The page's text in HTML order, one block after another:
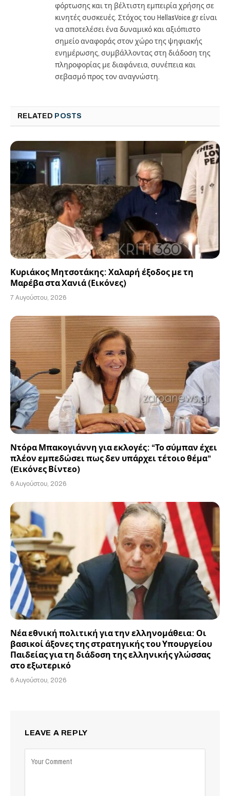
φόρτωσης και τη βέλτιστη εμπειρία χρήσης σε
κινητές συσκευές. Στόχος του HellasVoice.gr είναι
να αποτελέσει ένα δυναμικό και αξιόπιστο
σημείο αναφοράς στον χώρο της ψηφιακής
ενημέρωσης, συμβάλλοντας στη διάδοση της
πληροφορίας με διαφάνεια, συνέπεια και
σεβασμό προς τον αναγνώστη.
RELATED POSTS
Κυριάκος Μητσοτάκης: Χαλαρή έξοδος με τη
Μαρέβα στα Χανιά (Εικόνες)
7 Αυγούστου, 2026
Ντόρα Μπακογιάννη για εκλογές: “Το σύμπαν έχει
πλέον εμπεδώσει πως δεν υπάρχει τέτοιο θέμα”
(Eικόνες Βίντεο)
6 Αυγούστου, 2026
Νέα εθνική πολιτική για την ελληνομάθεια: Οι
βασικοί άξονες της στρατηγικής του Υπουργείου
Παιδείας για τη διάδοση της ελληνικής γλώσσας
στο εξωτερικό
6 Αυγούστου, 2026
LEAVE A REPLY